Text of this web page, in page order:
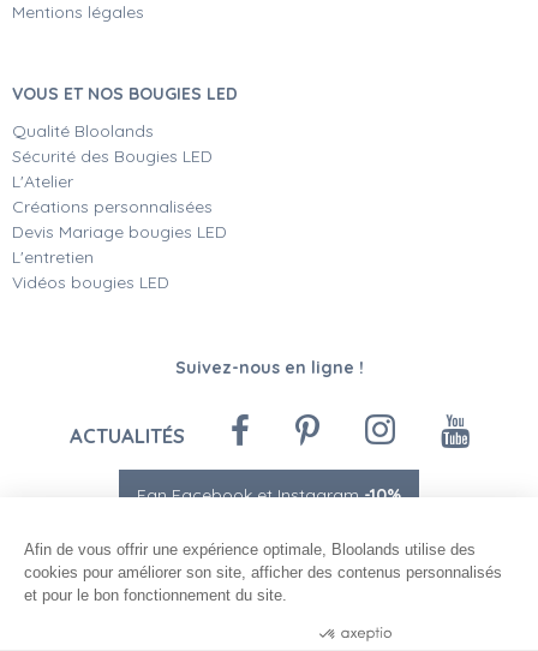
Mentions légales
VOUS ET NOS BOUGIES LED
Qualité Bloolands
Sécurité des Bougies LED
L'Atelier
Créations personnalisées
Devis Mariage bougies LED
L'entretien
Vidéos bougies LED
Suivez-nous en ligne !
ACTUALITÉS
Fan Facebook et Instagram-10%
Afin de vous offrir une expérience optimale, Bloolands utilise des
cookies pour améliorer son site, afficher des contenus personnalisés
et pour le bon fonctionnement du site.